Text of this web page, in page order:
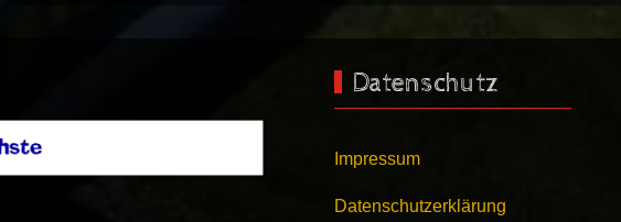
Datenschutz
Impressum
Datenschutzerklärung